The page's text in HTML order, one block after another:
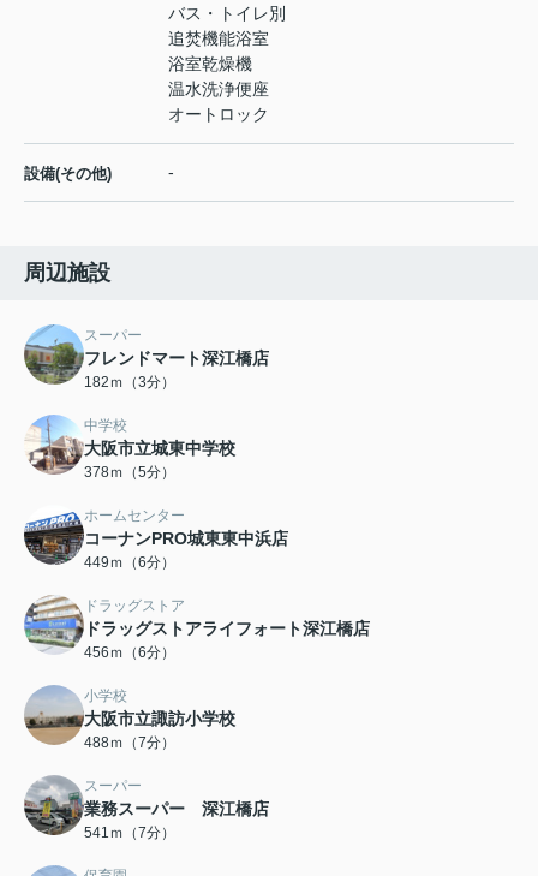
バス・トイレ別
追焚機能浴室
浴室乾燥機
温水洗浄便座
オートロック
設備(その他) -
周辺施設
スーパー
フレンドマート深江橋店
182ｍ（3分）
中学校
大阪市立城東中学校
378ｍ（5分）
ホームセンター
コーナンPRO城東東中浜店
449ｍ（6分）
ドラッグストア
ドラッグストアライフォート深江橋店
456ｍ（6分）
小学校
大阪市立諏訪小学校
488ｍ（7分）
スーパー
業務スーパー 深江橋店
541ｍ（7分）